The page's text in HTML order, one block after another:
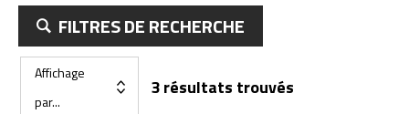
FILTRES DE RECHERCHE
Affichage
par...
3 résultats trouvés